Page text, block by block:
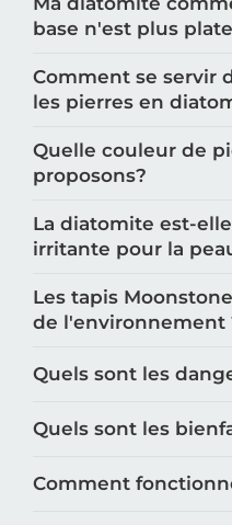
base n'est plus
Comment se servir
les pierres en
Quelle couleur de
proposons?
La diatomite est-
irritante pour la
Les tapis
de l'environnement
Quels sont les
Quels sont les
Comment